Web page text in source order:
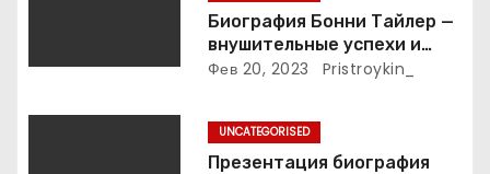
п
и
Биография Бонни Тайлер —
внушительные успехи и
интимные подробности
Фев 20, 2023 Pristroykin_
UNCATEGORISED
Презентация биография